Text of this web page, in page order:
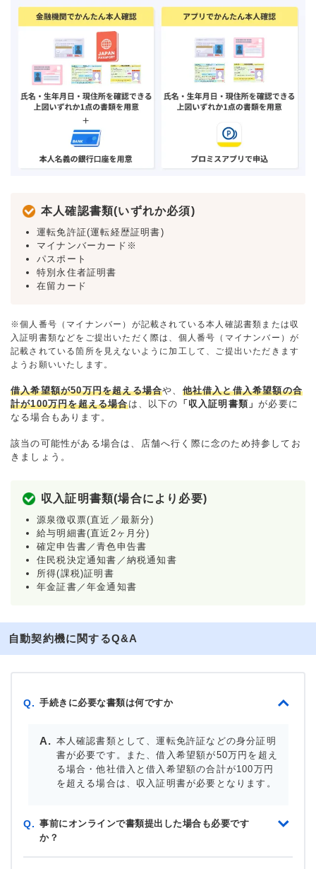
本人確認書類(いずれか必須)
運転免許証(運転経歴証明書)
マイナンバーカード※
パスポート
特別永住者証明書
在留カード
※個人番号（マイナンバー）が記載されている本人確認書類または収
入証明書類などをご提出いただく際は、個人番号（マイナンバー）が
記載されている箇所を見えないように加工して、ご提出いただきます
ようお願いいたします。
借入希望額が50万円を超える場合や、 他社借入と借入希望額の合
計が100万円を超える場合は、以下の 「収入証明書類」が必要に
なる場合もあります。
該当の可能性がある場合は、店舗へ行く際に念のため持参してお
きましょう。
収入証明書類(場合により必要)
源泉徴収票(直近／最新分)
給与明細書(直近2ヶ月分)
確定申告書／青色申告書
住民税決定通知書／納税通知書
所得(課税)証明書
年金証書／年金通知書
自動契約機に関するQ&A
Q. 手続きに必要な書類は何ですか
本人確認書類として、運転免許証などの身分証明
書が必要です。また、借入希望額が50万円を超え
る場合・他社借入と借入希望額の合計が100万円
を超える場合は、収入証明書が必要となります。
Q. 事前にオンラインで書類提出した場合も必要です
か？